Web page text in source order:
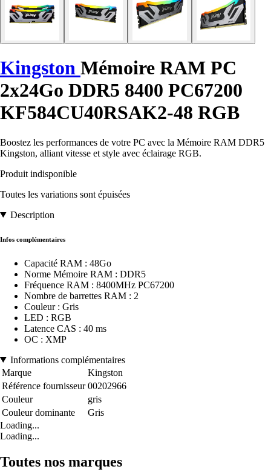
Kingston Mémoire RAM PC
2x24Go DDR5 8400 PC67200
KF584CU40RSAK2-48 RGB
Boostez les performances de votre PC avec la Mémoire RAM DDR5
Kingston, alliant vitesse et style avec éclairage RGB.
Produit indisponible
Toutes les variations sont épuisées
Description
Infos complémentaires
Capacité RAM : 48Go
Norme Mémoire RAM : DDR5
Fréquence RAM : 8400MHz PC67200
Nombre de barrettes RAM : 2
Couleur : Gris
LED : RGB
Latence CAS : 40 ms
OC : XMP
Informations complémentaires
Marque
Kingston
Référence fournisseur 00202966
Couleur
gris
Couleur dominante
Gris
Loading...
Loading...
Toutes nos marques